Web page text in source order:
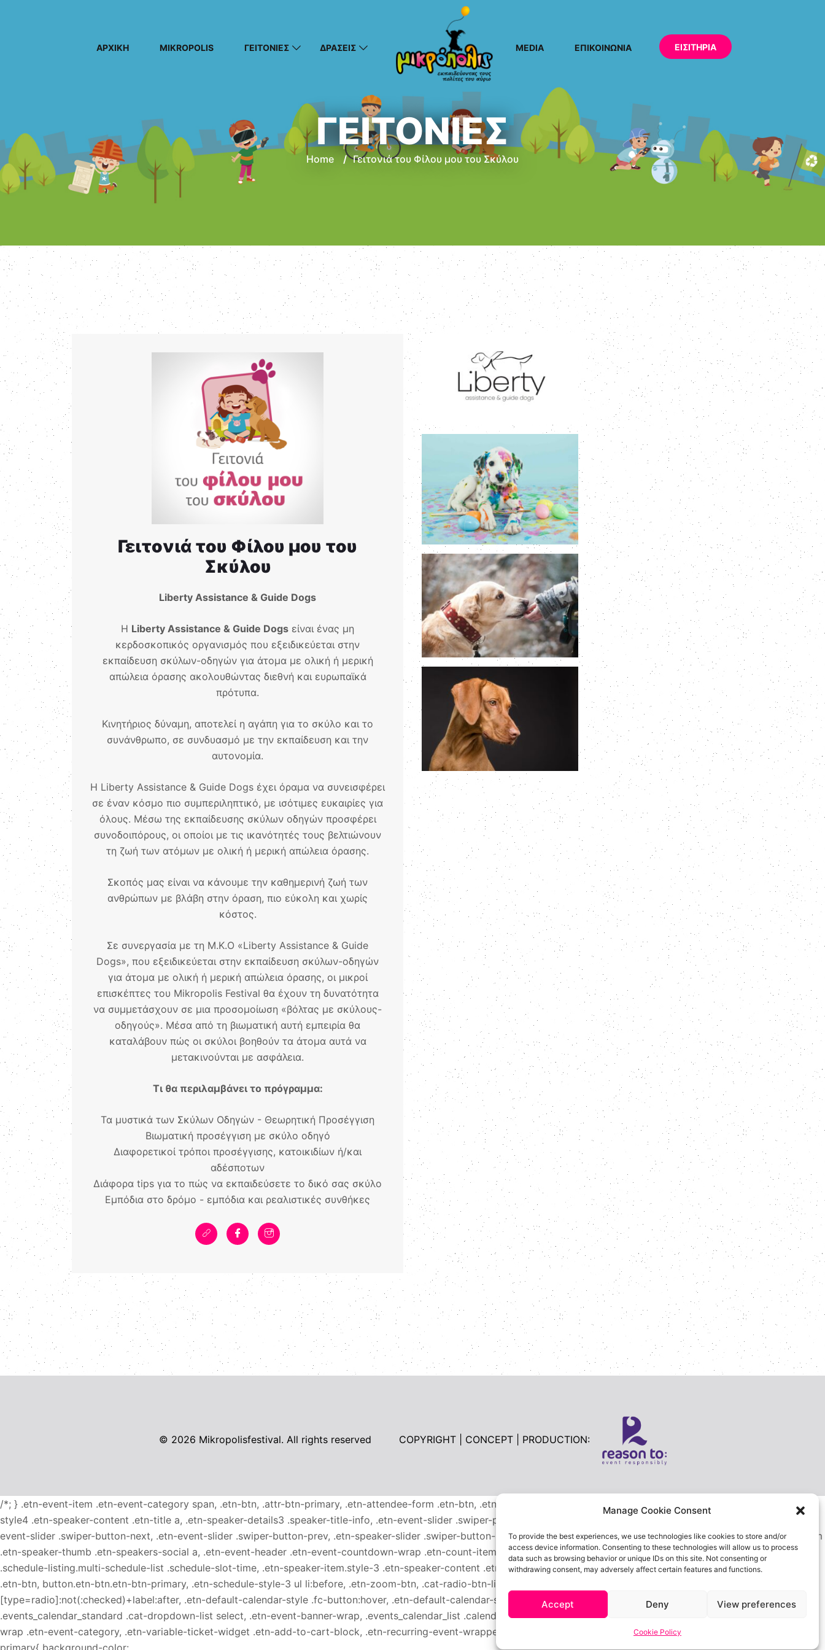
Manage Cookie Consent
To provide the best experiences, we use technologies like cookies to store and/or
access device information. Consenting to these technologies will allow us to process
data such as browsing behavior or unique IDs on this site. Not consenting or
withdrawing consent, may adversely affect certain features and functions.
Accept Deny View preferences
Cookie Policy
ΑΡΧΙΚΗ MIKROPOLIS ΓΕΙΤΟΝΙΕΣ ΔΡΑΣΕΙΣ MEDIA ΕΠΙΚΟΙΝΩΝΙΑ ΕΙΣΙΤΗΡΙΑ
ΓΕΙΤΟΝΙΕΣ
Home / Γειτονιά του Φίλου μου του Σκύλου
Γειτονιά του Φίλου μου του
Σκύλου
Liberty Assistance & Guide Dogs
Η Liberty Assistance & Guide Dogs είναι ένας μη
κερδοσκοπικός οργανισμός που εξειδικεύεται στην
εκπαίδευση σκύλων-οδηγών για άτομα με ολική ή μερική
απώλεια όρασης ακολουθώντας διεθνή και ευρωπαϊκά
πρότυπα.
Kινητήριος δύναμη, αποτελεί η αγάπη για το σκύλο και το
συνάνθρωπο, σε συνδυασμό με την εκπαίδευση και την
αυτονομία.
Η Liberty Assistance & Guide Dogs έχει όραμα να συνεισφέρει
σε έναν κόσμο πιο συμπεριληπτικό, με ισότιμες ευκαιρίες για
όλους. Μέσω της εκπαίδευσης σκύλων οδηγών προσφέρει
συνοδοιπόρους, οι οποίοι με τις ικανότητές τους βελτιώνουν
τη ζωή των ατόμων με ολική ή μερική απώλεια όρασης.
Σκοπός μας είναι να κάνουμε την καθημερινή ζωή των
ανθρώπων με βλάβη στην όραση, πιο εύκολη και χωρίς
κόστος.
Σε συνεργασία με τη M.K.O «Liberty Assistance & Guide
Dogs», που εξειδικεύεται στην εκπαίδευση σκύλων-οδηγών
για άτομα με ολική ή μερική απώλεια όρασης, οι μικροί
επισκέπτες του Mikropolis Festival θα έχουν τη δυνατότητα
να συμμετάσχουν σε μια προσομοίωση «βόλτας με σκύλους-
οδηγούς». Μέσα από τη βιωματική αυτή εμπειρία θα
καταλάβουν πώς οι σκύλοι βοηθούν τα άτομα αυτά να
μετακινούνται με ασφάλεια.
Τι θα περιλαμβάνει το πρόγραμμα:
Τα μυστικά των Σκύλων Οδηγών - Θεωρητική Προσέγγιση
Βιωματική προσέγγιση με σκύλο οδηγό
Διαφορετικοί τρόποι προσέγγισης, κατοικιδίων ή/και
αδέσποτων
Διάφορα tips για το πώς να εκπαιδεύσετε το δικό σας σκύλο
Εμπόδια στο δρόμο - εμπόδια και ρεαλιστικές συνθήκες
© 2026 Mikropolisfestival. All rights reserved COPYRIGHT | CONCEPT | PRODUCTION:
/*; } .etn-event-item .etn-event-category span, .etn-btn, .attr-btn-primary, .etn-attendee-form .etn-btn, .etn-ticket-widget .etn-btn, .schedule-list-1 .schedule-header, .speaker-
style4 .etn-speaker-content .etn-title a, .etn-speaker-details3 .speaker-title-info, .etn-event-slider .swiper-pagination-bullet, .etn-speaker-slider .swiper-pagination-bullet, .etn-
event-slider .swiper-button-next, .etn-event-slider .swiper-button-prev, .etn-speaker-slider .swiper-button-next, .etn-speaker-slider .swiper-button-prev, .etn-single-speaker-item
.etn-speaker-thumb .etn-speakers-social a, .etn-event-header .etn-event-countdown-wrap .etn-count-item, .schedule-tab-1 .etn-nav li a.etn-active, .schedule-list-wrapper
.schedule-listing.multi-schedule-list .schedule-slot-time, .etn-speaker-item.style-3 .etn-speaker-content .etn-speakers-social a, .event-tab-wrapper ul li a.etn-tab-a.etn-active,
.etn-btn, button.etn-btn.etn-btn-primary, .etn-schedule-style-3 ul li:before, .etn-zoom-btn, .cat-radio-btn-list [type=radio]:checked+label:after, .cat-radio-btn-list
[type=radio]:not(:checked)+label:after, .etn-default-calendar-style .fc-button:hover, .etn-default-calendar-style .fc-state-highlight, .etn-calender-list a:hover,
.events_calendar_standard .cat-dropdown-list select, .etn-event-banner-wrap, .events_calendar_list .calendar-event-details .calendar-event-content .calendar-event-category-
wrap .etn-event-category, .etn-variable-ticket-widget .etn-add-to-cart-block, .etn-recurring-event-wrapper #seeMore, .more-event-tag, .etn-settings-dashboard .button-
primary{ background-color: